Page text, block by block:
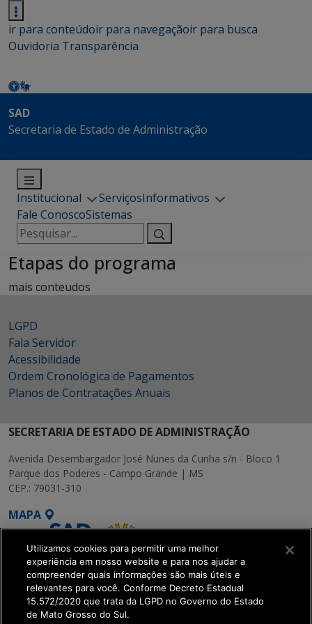
ir para conteúdoir para navegaçãoir para busca
Ouvidoria Transparência
SAD
Secretaria de Estado de Administração
Institucional ServiçosInformativos
Fale ConoscoSistemas
Pesquisar
por:
Etapas do programa
mais conteudos
LGPD
Fala Servidor
Acessibilidade
Ordem Cronológica de Pagamentos
Planos de Contratações Anuais
SECRETARIA DE ESTADO DE ADMINISTRAÇÃO
Avenida Desembargador José Nunes da Cunha s/n - Bloco 1
Parque dos Poderes - Campo Grande | MS
CEP.: 79031-310
MAPA
SETDIG | Secretaria-
Utilizamos cookies para permitir uma melhor
experiência em nosso website e para nos ajudar a
compreender quais informações são mais úteis e
relevantes para você. Conforme Decreto Estadual
15.572/2020 que trata da LGPD no Governo do Estado
de Mato Grosso do Sul.